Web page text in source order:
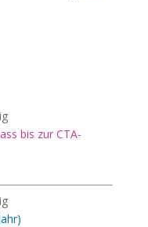
bis zur CTA-